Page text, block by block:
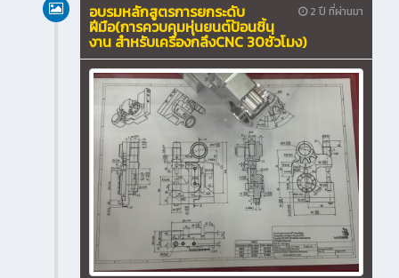
2 ปี ที่ผ่านมา
อบรมหลักสูตรการยกระดับ
ฝีมือ(การควบคุมหุ่นยนต์ป้อนชิ้น
งาน สำหรับเครื่องกลึงCNC 30ชั่วโมง)